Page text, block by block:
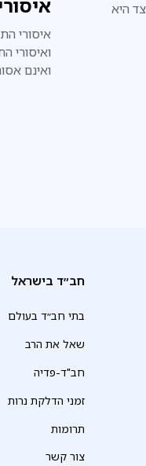
היא
איסורי
ואיסורי
ואינם
חב״ד בישראל
בתי חב״ד בעולם
שאל את הרב
חב"ד-פדיה
זמני הדלקת נרות
תרומות
צור קשר